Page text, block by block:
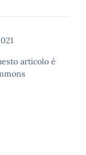
articolo è